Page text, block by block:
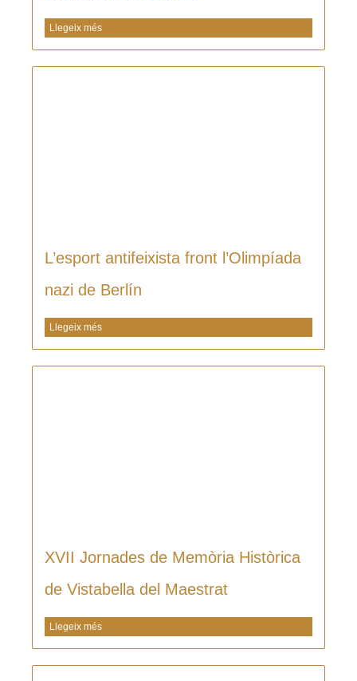
Llegeix més
L’esport antifeixista front l’Olimpíada
nazi de Berlín
Llegeix més
XVII Jornades de Memòria Històrica
de Vistabella del Maestrat
Llegeix més